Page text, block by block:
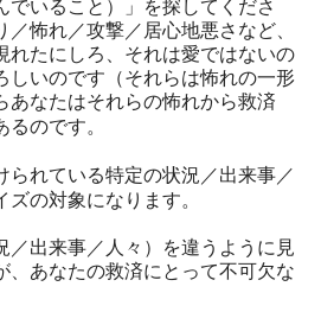
でいること）」を探してくださ
怖れ／攻撃／居心地悪さなど、
れたにしろ、それは愛ではないの
しいのです（それらは怖れの一形
なたはそれらの怖れから救済
るのです。
られている特定の状況／出来事／
の対象になります。
／出来事／人々）を違うように見
、あなたの救済にとって不可欠な